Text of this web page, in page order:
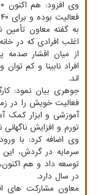
فعالیت بوده و برای ۱۴۰ نفر هم اشتغال خانگی بوجود آمده است.
به گفته معاون تأمین
اغلب افرادی که در
از میان اقشار صدمه
افراد نابینا و کم
اند.
فعالیت خویش را در
آموزشی و ابزار کمک
تورم و افزایش
وی اضافه کرد: با
سرمایه در گردش،
توسعه داد و هم
در سال دارد.
معاون مشارکت های